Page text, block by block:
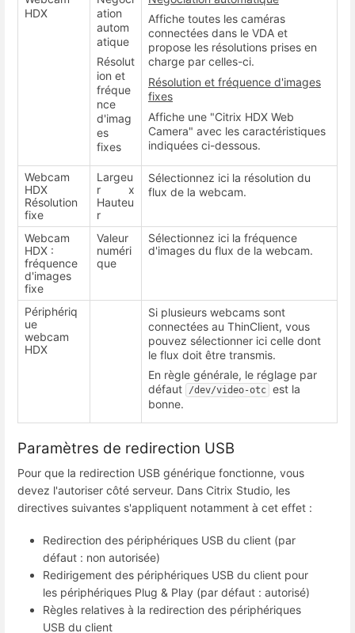
HDX
ation
autom
atique
Résolut
ion et
fréque
nce
d'imag
es
fixes
Affiche toutes les caméras
connectées dans le VDA et
propose les résolutions prises en
charge par celles-ci.
Résolution et fréquence d'images
fixes
Affiche une "Citrix HDX Web
Camera" avec les caractéristiques
indiquées ci-dessous.
Webcam
HDX
Résolution
fixe
Largeu
r x
Hauteu
r
Sélectionnez ici la résolution du
flux de la webcam.
Webcam
HDX :
fréquence
d'images
fixe
Valeur
numéri
que
Sélectionnez ici la fréquence
d'images du flux de la webcam.
Périphériq
ue
webcam
HDX
Si plusieurs webcams sont
connectées au ThinClient, vous
pouvez sélectionner ici celle dont
le flux doit être transmis.
En règle générale, le réglage par
défaut
/dev/video-otc est la
bonne.
Paramètres de redirection USB
Pour que la redirection USB générique fonctionne, vous
devez l'autoriser côté serveur. Dans Citrix Studio, les
directives suivantes s'appliquent notamment à cet effet :
Redirection des périphériques USB du client (par
défaut : non autorisée)
Redirigement des périphériques USB du client pour
les périphériques Plug & Play (par défaut : autorisé)
Règles relatives à la redirection des périphériques
USB du client